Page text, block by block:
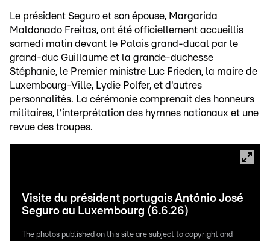
Le président Seguro et son épouse, Margarida
Maldonado Freitas, ont été officiellement accueillis
samedi matin devant le Palais grand-ducal par le
grand-duc Guillaume et la grande-duchesse
Stéphanie, le Premier ministre Luc Frieden, la maire de
Luxembourg-Ville, Lydie Polfer, et d'autres
personnalités. La cérémonie comprenait des honneurs
militaires, l'interprétation des hymnes nationaux et une
revue des troupes.
Visite du président portugais António José
Seguro au Luxembourg (6.6.26)
The photos published on this site are subject to copyright and